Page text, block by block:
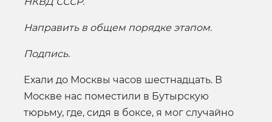
Направить в общем порядке этапом.
Подпись.
Ехали до Москвы часов шестнадцать. В
Москве нас поместили в Бутырскую
тюрьму, где, сидя в боксе, я мог случайно